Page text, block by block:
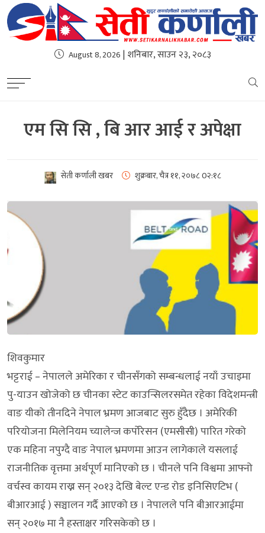
August 8, 2026 | शनिबार, साउन २३, २०८३
एम सि सि , बि आर आई र अपेक्षा
सेती कर्णाली खबर शुक्रबार, चैत्र ११, २०७८0२:१८
शिवकुमार
भट्टराई – नेपालले अमेरिका र चीनसँगको सम्बन्धलाई नयाँ उचाइमा
पु-याउन खोजेको छ चीनका स्टेट काउन्सिलरसमेत रहेका विदेशमन्त्री
वाङ यीको तीनदिने नेपाल भ्रमण आजबाट सुरु हुँदैछ । अमेरिकी
परियोजना मिलेनियम च्यालेन्ज कर्पोरेसन (एमसीसी) पारित गरेको
एक महिना नपुग्दै वाङ नेपाल भ्रमणमा आउन लागेकाले यसलाई
राजनीतिक वृत्तमा अर्थपूर्ण मानिएको छ । चीनले पनि विश्वमा आफ्नो
वर्चस्व कायम राख्न सन् २०१३ देखि बेल्ट एन्ड रोड इनिसिएटिभ (
बीआरआई ) सञ्चालन गर्दै आएको छ । नेपालले पनि बीआरआईमा
सन् २०१७ मा नै हस्ताक्षर गरिसकेको छ ।